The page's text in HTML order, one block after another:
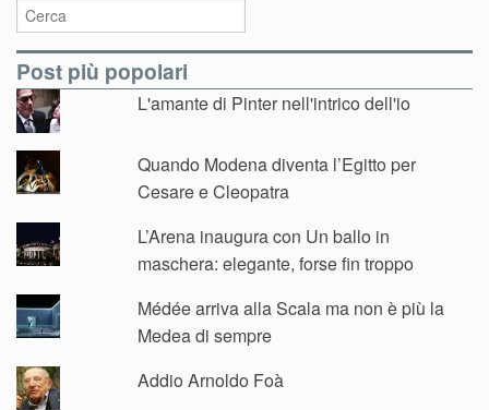
Post più popolari
L'amante di Pinter nell'intrico dell'io
Quando Modena diventa l’Egitto per
Cesare e Cleopatra
L’Arena inaugura con Un ballo in
maschera: elegante, forse fin troppo
Médée arriva alla Scala ma non è più la
Medea di sempre
Addio Arnoldo Foà